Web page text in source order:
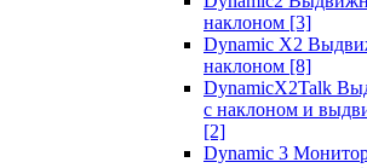
наклоном [3]
Dynamic X2
наклоном [8]
DynamicX2Talk
с наклоном и
[2]
Dynamic 3